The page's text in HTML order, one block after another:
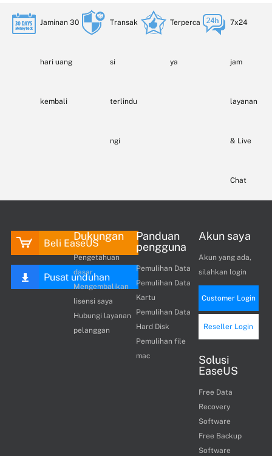
Jaminan 30
hari uang
kembali
Transak
si
terlindu
ngi
Terperca
ya
7x24
jam
layanan
& Live
Chat
Beli EaseUS
Pusat unduhan
Dukungan
Pengetahuan
dasar
Mengembalikan
lisensi saya
Hubungi layanan
pelanggan
Panduan
pengguna
Pemulihan Data
Pemulihan Data
Kartu
Pemulihan Data
Hard Disk
Pemulihan file
mac
Akun saya
Akun yang ada,
silahkan login
Customer Login
Reseller Login
Solusi
EaseUS
Free Data
Recovery
Software
Free Backup
Software